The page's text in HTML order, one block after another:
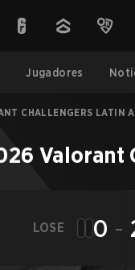
Jugadores
CHALLENGERS LATIN
Valorant
LOSE 0 -